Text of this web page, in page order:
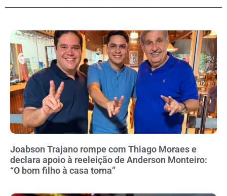
Joabson Trajano rompe com Thiago Moraes e
declara apoio à reeleição de Anderson Monteiro:
“O bom filho à casa torna”